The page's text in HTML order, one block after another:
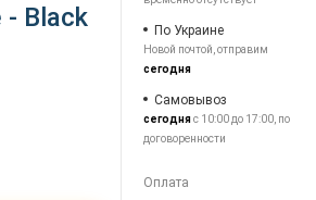
- Black
По Украине
Новой почтой, отправим
сегодня
Самовывоз
сегодняс 10:00 до 17:00, по
договоренности
Оплата